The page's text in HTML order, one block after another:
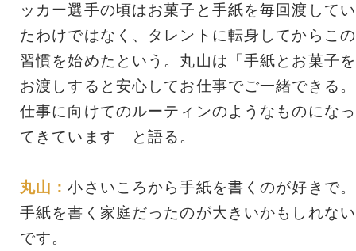
ッカー選手の頃はお菓子と手紙を毎回渡してい
たわけではなく、タレントに転身してからこの
習慣を始めたという。丸山は「手紙とお菓子を
お渡しすると安心してお仕事でご一緒できる。
仕事に向けてのルーティンのようなものになっ
てきています」と語る。
丸山：小さいころから手紙を書くのが好きで。
手紙を書く家庭だったのが大きいかもしれない
です。